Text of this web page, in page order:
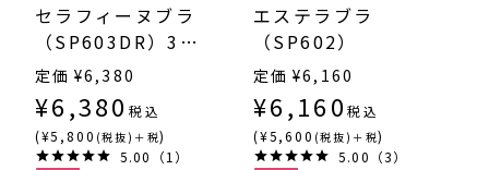
セラフィーヌブラ
（SP603DR）3/4
カップ丸胸
定価 ¥6,380
¥6,380 税込
(¥5,800 (税抜)＋税)
5.00（1）
エステラブラ
（SP602）
定価 ¥6,160
¥6,160 税込
(¥5,600 (税抜)＋税)
5.00（3）